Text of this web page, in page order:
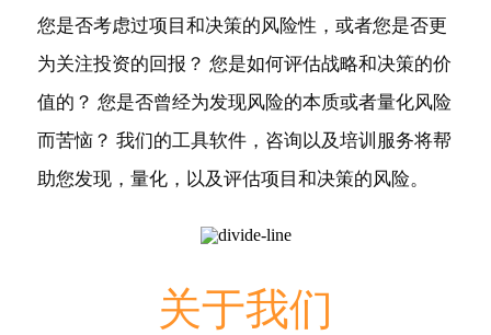
您是否考虑过项目和决策的风险性，或者您是否更
为关注投资的回报？ 您是如何评估战略和决策的价
值的？ 您是否曾经为发现风险的本质或者量化风险
而苦恼？ 我们的工具软件，咨询以及培训服务将帮
助您发现，量化，以及评估项目和决策的风险。
关于我们